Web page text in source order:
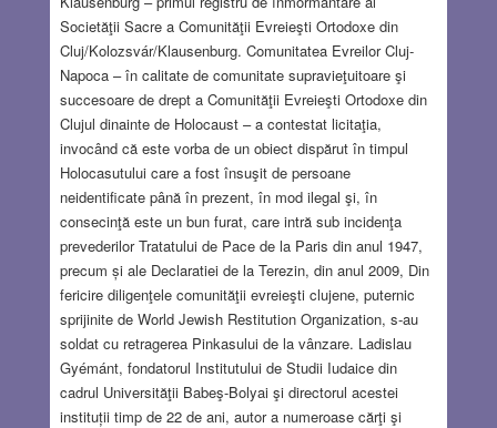
Societăţii Sacre a Comunităţii Evreieşti Ortodoxe din
Cluj/Kolozsvár/Klausenburg. Comunitatea Evreilor Cluj-
Napoca – în calitate de comunitate supravieţuitoare şi
succesoare de drept a Comunităţii Evreieşti Ortodoxe din
Clujul dinainte de Holocaust – a contestat licitaţia,
invocând că este vorba de un obiect dispărut în timpul
Holocasutului care a fost însuşit de persoane
neidentificate până în prezent, în mod ilegal şi, în
consecinţă este un bun furat, care intră sub incidenţa
prevederilor Tratatului de Pace de la Paris din anul 1947,
precum și ale Declaratiei de la Terezin, din anul 2009, Din
fericire diligenţele comunităţii evreieşti clujene, puternic
sprijinite de World Jewish Restitution Organization, s-au
soldat cu retragerea Pinkasului de la vânzare. Ladislau
Gyémánt, fondatorul Institutului de Studii Iudaice din
cadrul Universităţii Babeş-Bolyai şi directorul acestei
instituții timp de 22 de ani, autor a numeroase cărţi şi